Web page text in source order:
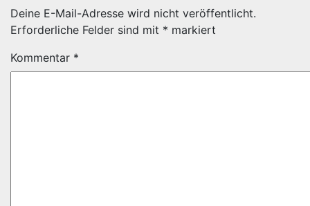
Deine E-Mail-Adresse wird nicht veröffentlicht.
Erforderliche Felder sind mit * markiert
Kommentar *